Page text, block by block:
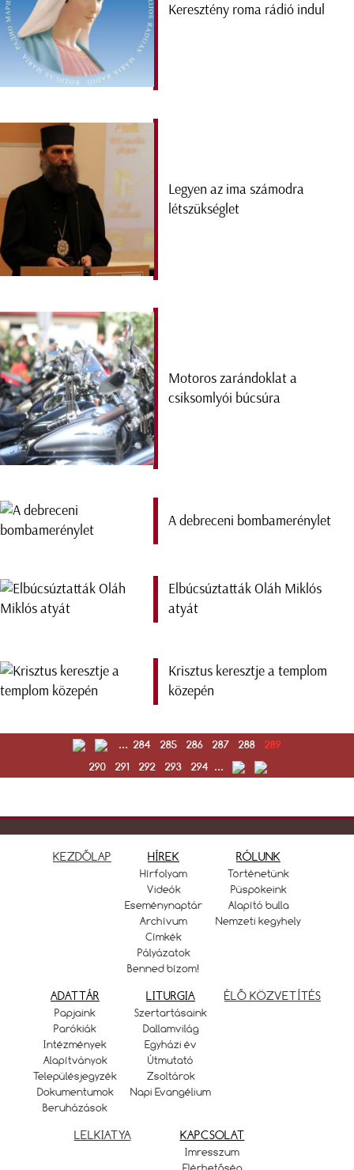
Keresztény roma rádió indul
Legyen az ima számodra
létszükséglet
Motoros zarándoklat a
csiksomlyói búcsúra
A debreceni bombamerénylet
Elbúcsúztatták Oláh Miklós
atyát
Krisztus keresztje a templom
közepén
... 284 285 286 287 288
289
290
291 292 293 294 ...
KEZDŐLAP HÍREK
Hírfolyam
Videók
Eseménynaptár
Archívum
Címkék
Pályázatok
Benned bízom!
RÓLUNK
Történetünk
Püspökeink
Alapító bulla
Nemzeti kegyhely
ADATTÁR
Papjaink
Parókiák
Intézmények
Alapítványok
Településjegyzék
Dokumentumok
Beruházások
LITURGIA
Szertartásaink
Dallamvilág
Egyházi év
Útmutató
Zsoltárok
Napi Evangélium
ÉLŐ KÖZVETÍTÉS
LELKIATYA KAPCSOLAT
Imresszum